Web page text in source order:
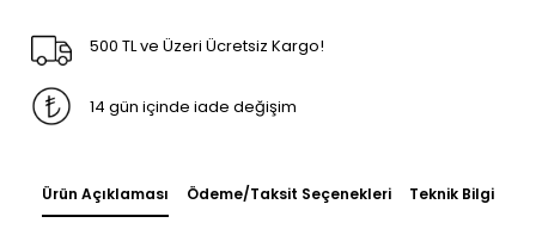
500 TL ve Üzeri Ücretsiz Kargo!
14 gün içinde iade değişim
Ürün Açıklaması Ödeme/Taksit Seçenekleri Teknik Bilgi